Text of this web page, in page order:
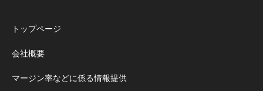
トップページ
会社概要
マージン率などに係る情報提供